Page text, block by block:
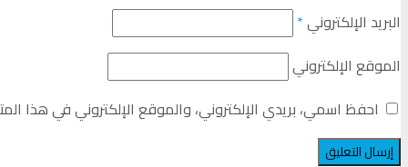
البريد الإلكتروني*
الموقع الإلكتروني
احفظ اسمي، بريدي الإلكتروني، والموقع الإلكتروني في هذا